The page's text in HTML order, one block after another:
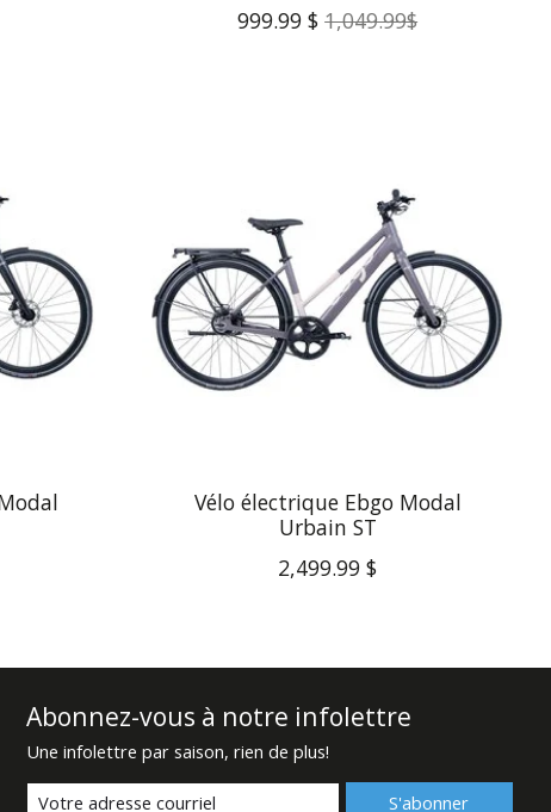
999.99 $ 1,049.99$
Vélo électrique Ebgo Modal
Urbain ST
2,499.99 $
Abonnez-vous à notre infolettre
Une infolettre par saison, rien de plus!
S'abonner